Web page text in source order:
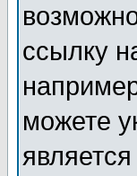
ссылку
можете